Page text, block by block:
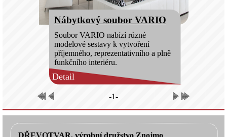
Nábytkový soubor VARIO
Soubor VARIO nabízí různé
modelové sestavy k vytvoření
příjemného, reprezentativního a plně
funkčního interiéru.
Detail
-1-
DŘEVOTVAR, výrobní družstvo Znojmo